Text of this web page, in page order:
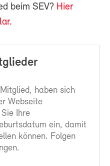
beim SEV? Hier
haben sich
Webseite
Ihre
ein, damit
können. Folgen